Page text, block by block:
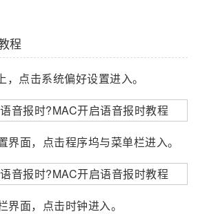
程
点击系统偏好设置进入。
界面，点击程序坞与菜单栏进入。
面，点击时钟进入。